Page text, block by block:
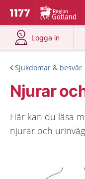
Till startsidan för
Du har valt
Logga in
på 1177.se
Sjukdomar & besvär
Njurar
Här kan du läsa
njurar och